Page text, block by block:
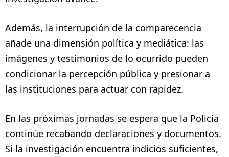
Además, la interrupción de la comparecencia
añade una dimensión política y mediática: las
imágenes y testimonios de lo ocurrido pueden
condicionar la percepción pública y presionar a
las instituciones para actuar con rapidez.
En las próximas jornadas se espera que la Policía
continúe recabando declaraciones y documentos.
Si la investigación encuentra indicios suficientes,